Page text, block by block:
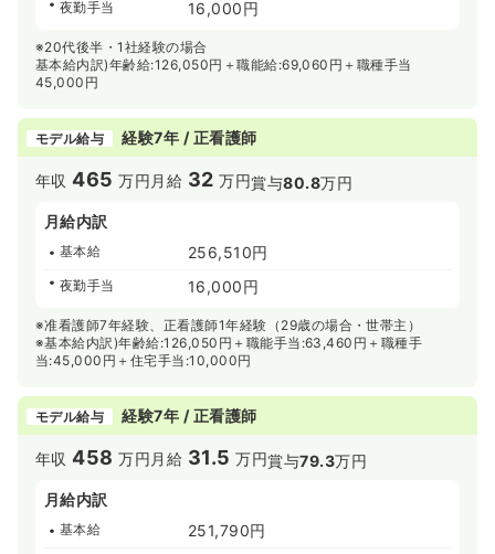
夜勤手当 16,000円
※20代後半・1社経験の場合
基本給内訳)年齢給:126,050円＋職能給:69,060円＋職種手当
45,000円
モデル給与 経験7年 / 正看護師
年収465 万円 月給 32 万円賞与80.8万円
月給内訳
基本給 256,510円
夜勤手当 16,000円
※准看護師7年経験、正看護師1年経験（29歳の場合・世帯主）
※基本給内訳)年齢給:126,050円＋職能手当:63,460円＋職種手
当:45,000円＋住宅手当:10,000円
モデル給与 経験7年 / 正看護師
年収458 万円 月給 31.5 万円賞与79.3万円
月給内訳
基本給 251,790円